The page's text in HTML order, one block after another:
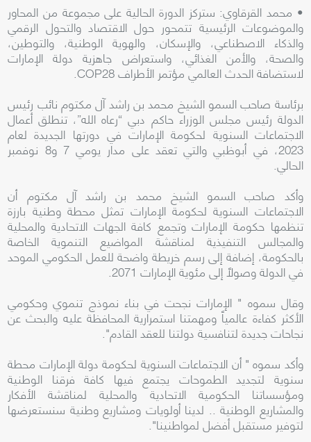
• محمد القرقاوي: ستركز الدورة الحالية على مجموعة من المحاور
والموضوعات الرئيسية تتمحور حول الاقتصاد والتحول الرقمي
والذكاء الاصطناعي، والإسكان، والهوية الوطنية، والتوطين،
والصحة، والأمن الغذائي، واستعراض جاهزية دولة الإمارات
لاستضافة الحدث العالمي مؤتمر الأطراف COP28.
برئاسة صاحب السمو الشيخ محمد بن راشد آل مكتوم نائب رئيس
الدولة رئيس مجلس الوزراء حاكم دبي “رعاه الله”، تنطلق أعمال
الاجتماعات السنوية لحكومة الإمارات في دورتها الجديدة لعام
2023، في أبوظبي والتي تعقد على مدار يومي 7 و8 نوفمبر
الحالي.
وأكد صاحب السمو الشيخ محمد بن راشد آل مكتوم أن
الاجتماعات السنوية لحكومة الإمارات تمثل محطة وطنية بارزة
تنظمها حكومة الإمارات وتجمع كافة الجهات الاتحادية والمحلية
والمجالس التنفيذية لمناقشة المواضيع التنموية الخاصة
بالحكومة، إضافة إلى رسم خريطة واضحة للعمل الحكومي الموحد
في الدولة وصولاً إلى مئوية الإمارات 2071.
وقال سموه " الإمارات نجحت في بناء نموذج تنموي وحكومي
الأكثر كفاءة عالمياً ومهمتنا استمرارية المحافظة عليه والبحث عن
نجاحات جديدة لتنافسية دولتنا للعقد القادم".
وأكد سموه " أن الاجتماعات السنوية لحكومة دولة الإمارات محطة
سنوية لتجديد الطموحات يجتمع فيها كافة فرقنا الوطنية
ومؤسساتنا الحكومية الاتحادية والمحلية لمناقشة الأفكار
والمشاريع الوطنية .. لدينا أولويات ومشاريع وطنية سنستعرضها
لتوفير مستقبل أفضل لمواطنينا".